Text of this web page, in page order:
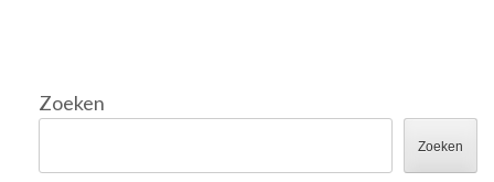
Zoeken
Zoeken